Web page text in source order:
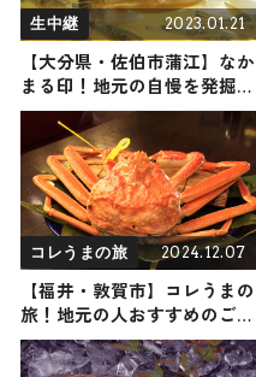
生中継 2023.01.21
【大分県・佐伯市蒲江】なか
まる印！地元の自慢を発掘リ
ポート
コレうまの旅 2024.12.07
【福井・敦賀市】コレうまの
旅！地元の人おすすめのご当
地名物グルメ3選 2024年12月
7日放送